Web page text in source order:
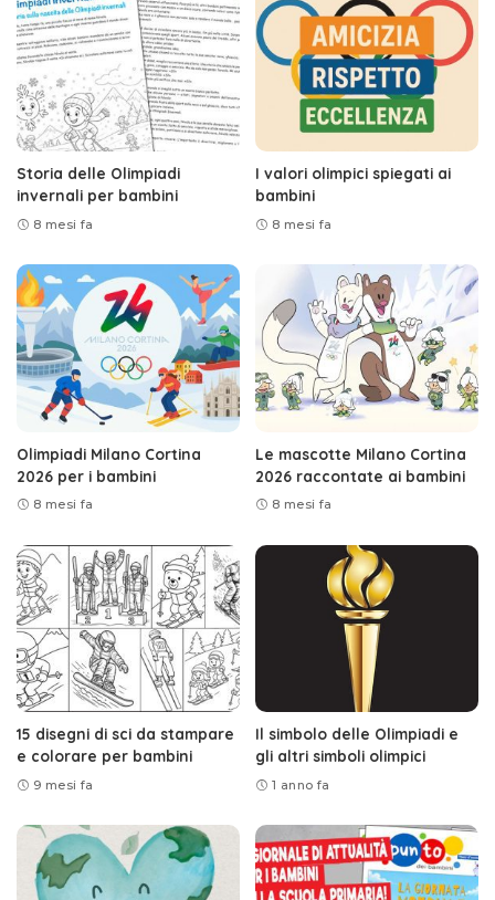
Storia delle Olimpiadi
invernali per bambini
8 mesi fa
I valori olimpici spiegati ai
bambini
8 mesi fa
Olimpiadi Milano Cortina
2026 per i bambini
8 mesi fa
Le mascotte Milano Cortina
2026 raccontate ai bambini
8 mesi fa
15 disegni di sci da stampare
e colorare per bambini
9 mesi fa
Il simbolo delle Olimpiadi e
gli altri simboli olimpici
1 anno fa